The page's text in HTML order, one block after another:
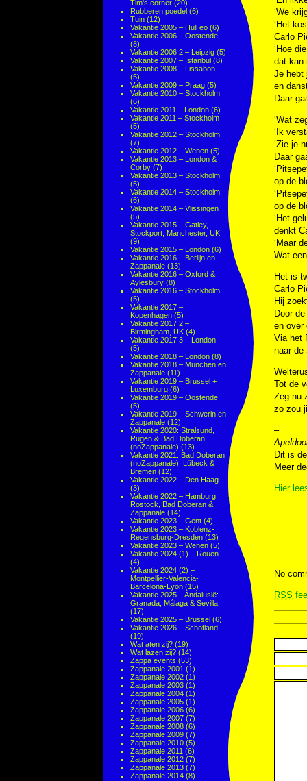
Tim's corner (20)
Rubberen poedel (6)
Tuin (12)
Vakantie 2005 – Hull eo (6)
Vakantie 2006 – Oostende
(8)
Vakantie 2006 2 – Leipzig (5)
Vakantie 2007 – Istanbul (8)
Vakantie 2008 – Lissabon
(5)
Vakantie 2009 – Praag (5)
Vakantie 2010 – Stockholm
(6)
Vakantie 2011 – London (6)
Vakantie 2011 – Stockholm
(5)
Vakantie 2012 – Stockholm
(7)
Vakantie 2012 – Wenen (5)
Vakantie 2013 – London &
Corby (7)
Vakantie 2013 – Stockholm
(5)
Vakantie 2014 – Stockholm
(6)
Vakantie 2014 – Vlissingen
(5)
Vakantie 2015 – Gatley,
Stockport, Manchester, UK
(9)
Vakantie 2015 – London (6)
Vakantie 2016 – Berlijn en
Zappanale (13)
Vakantie 2016 – Oxford &
Aylesbury (8)
Vakantie 2016 – Stockholm
(5)
Vakantie 2017 –
Kopenhagen (5)
Vakantie 2017 2 –
Birmingham, UK (4)
Vakantie 2017 3 – London
(5)
Vakantie 2018 – London (8)
Vakantie 2018 – München en
Zappanale (11)
Vakantie 2019 – Brussel +
Luxemburg (6)
Vakantie 2019 – Oostende
(5)
Vakantie 2019 – Schwerin en
Zappanale (12)
Vakantie 2020: Stralsund,
Rügen & Bad Doberan
(noZappanale) (13)
Vakantie 2021: Bad Doberan
(noZappanale), Lübeck &
Bremen (12)
Vakantie 2022 – Den Haag
(3)
Vakantie 2022 – Hamburg,
Rostock, Bad Doberan &
Zappanale (14)
Vakantie 2023 – Gent (4)
Vakantie 2023 – Koblenz-
Regensburg-Dresden (13)
Vakantie 2023 – Wenen (5)
Vakantie 2024 (1) – Rouen
(4)
Vakantie 2024 (2) –
Montpellier-Valencia-
Barcelona-Lyon (15)
Vakantie 2025 – Andalusië:
Granada, Málaga & Sevilla
(17)
Vakantie 2025 – Brussel (6)
Vakantie 2026 – Schotland
(19)
Wat aten zij? (19)
Wat lazen zij? (14)
Zappa events (53)
Zappanale 2001 (1)
Zappanale 2002 (1)
Zappanale 2003 (1)
Zappanale 2004 (1)
Zappanale 2005 (1)
Zappanale 2006 (6)
Zappanale 2007 (7)
Zappanale 2008 (6)
Zappanale 2009 (7)
Zappanale 2010 (5)
Zappanale 2011 (6)
Zappanale 2012 (7)
Zappanale 2013 (7)
Zappanale 2014 (8)
‘We
‘Het
Carlo
‘Hoe
dat kan
Je hebt
en
Daar
‘Wat
‘Ik
‘Zie je
Daar
op de
op de
‘Het
denkt
‘Maar
Wat
Het is
Carlo
Hij
Door
en over
Via het
naar de
Tot de
Zeg nu
zo zou
–
Dit is
Meer
Hier
No
RSS